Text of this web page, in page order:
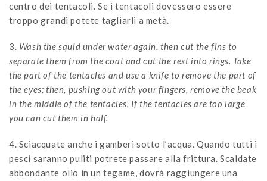
centro dei tentacoli. Se i tentacoli dovessero essere
troppo grandi potete tagliarli a metà.
3. Wash the squid under water again, then cut the fins to
separate them from the coat and cut the rest into rings. Take
the part of the tentacles and use a knife to remove the part of
the eyes; then, pushing out with your fingers, remove the beak
in the middle of the tentacles. If the tentacles are too large
you can cut them in half.
4. Sciacquate anche i gamberi sotto l’acqua. Quando tutti i
pesci saranno puliti potrete passare alla frittura. Scaldate
abbondante olio in un tegame, dovrà raggiungere una